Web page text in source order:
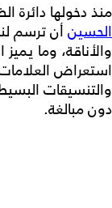
منذ دخولها دائرة
الحسين أن ترسم
والأناقة، وما
استعراض
والتنسيقات
دون مبالغة.